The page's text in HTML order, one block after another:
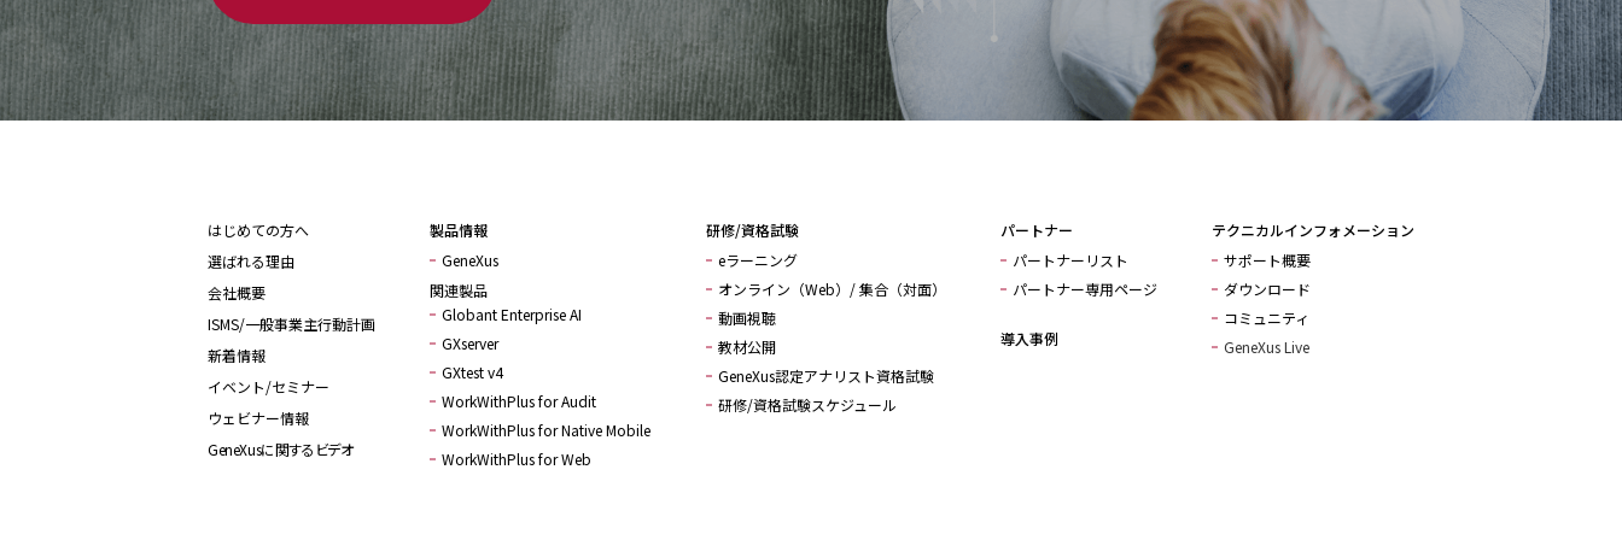
はじめての方へ
選ばれる理由
会社概要
ISMS/一般事業主行動計画
新着情報
イベント/セミナー
ウェビナー情報
GeneXusに関するビデオ
製品情報
GeneXus
関連製品
Globant Enterprise AI
GXserver
GXtest v4
WorkWithPlus for Audit
WorkWithPlus for Native Mobile
WorkWithPlus for Web
研修/資格試験
eラーニング
オンライン（Web）/ 集合（対面）
動画視聴
教材公開
GeneXus認定アナリスト資格試験
研修/資格試験スケジュール
パートナー
パートナーリスト
パートナー専用ページ
導入事例
テクニカルインフォメーション
サポート概要
ダウンロード
コミュニティ
GeneXus Live